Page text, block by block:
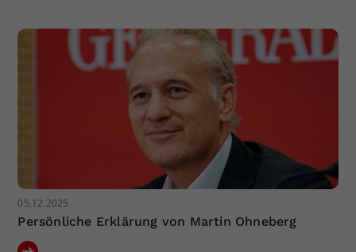
05.12.2025
Persönliche Erklärung von Martin Ohneberg